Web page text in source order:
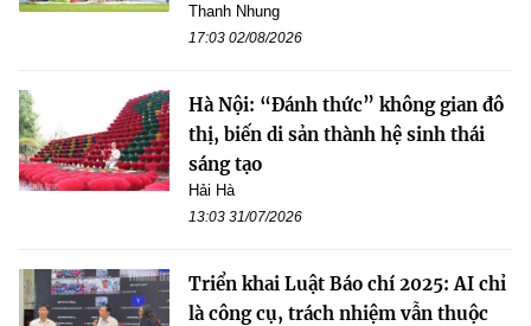
Thanh Nhung
17:03 02/08/2026
Hà Nội: “Đánh thức” không gian đô
thị, biến di sản thành hệ sinh thái
sáng tạo
Hải Hà
13:03 31/07/2026
Triển khai Luật Báo chí 2025: AI chỉ
là công cụ, trách nhiệm vẫn thuộc